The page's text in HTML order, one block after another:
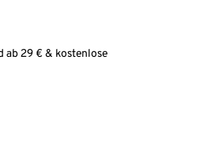
ab 29 € & kostenlose